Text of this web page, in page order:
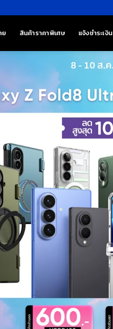
ย สินค้าราคาพิเศษ แจ้งชำระเงิน